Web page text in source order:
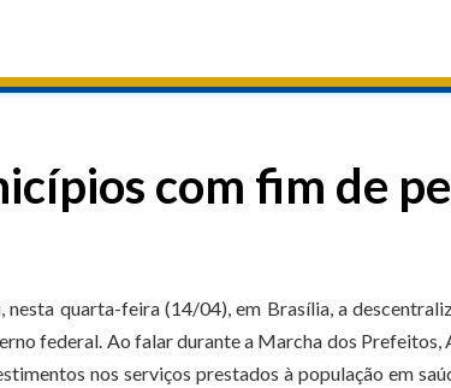
com fim de
quarta-feira (14/04), em Brasília, a
federal. Ao falar durante a Marcha dos Prefeitos,
nos serviços prestados à população em